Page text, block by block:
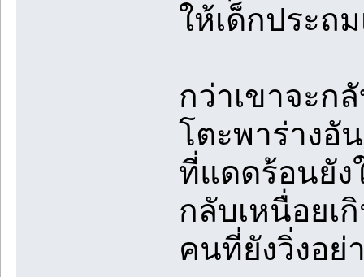
ให้เด็กประถ
กว่าเขาจะก
โตะพาร่างอั
ที่แดดร้อนยัง
กลับเหนื่อยเ
คนที่ยังวิ่งอย่